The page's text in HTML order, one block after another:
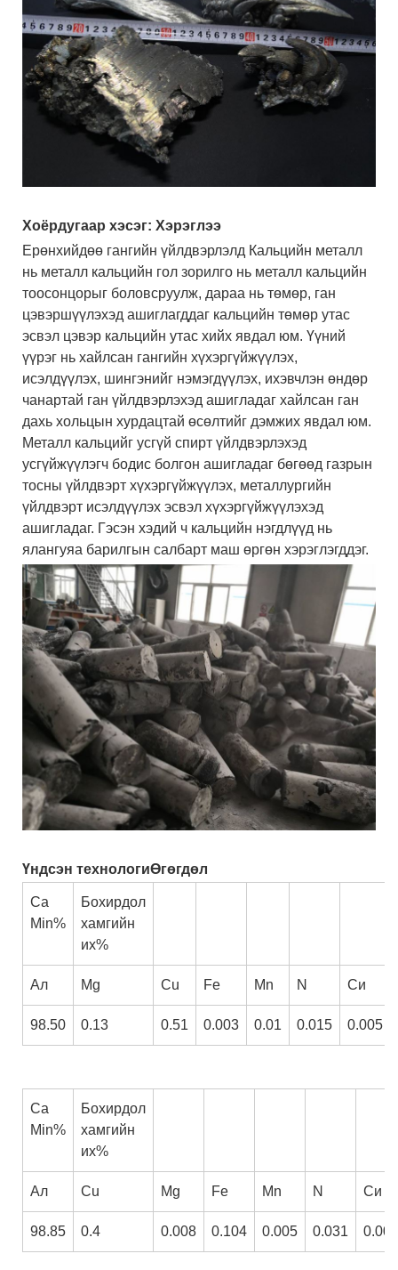
Хоёрдугаар хэсэг: Хэрэглээ
Ерөнхийдөө гангийн үйлдвэрлэлд Кальцийн металл
нь металл кальцийн гол зорилго нь металл кальцийн
тоосонцорыг боловсруулж, дараа нь төмөр, ган
цэвэршүүлэхэд ашиглагддаг кальцийн төмөр утас
эсвэл цэвэр кальцийн утас хийх явдал юм. Үүний
үүрэг нь хайлсан гангийн хүхэргүйжүүлэх,
исэлдүүлэх, шингэнийг нэмэгдүүлэх, ихэвчлэн өндөр
чанартай ган үйлдвэрлэхэд ашигладаг хайлсан ган
дахь хольцын хурдацтай өсөлтийг дэмжих явдал юм.
Металл кальцийг усгүй спирт үйлдвэрлэхэд
усгүйжүүлэгч бодис болгон ашигладаг бөгөөд газрын
тосны үйлдвэрт хүхэргүйжүүлэх, металлургийн
үйлдвэрт исэлдүүлэх эсвэл хүхэргүйжүүлэхэд
ашигладаг. Гэсэн хэдий ч кальцийн нэгдлүүд нь
ялангуяа барилгын салбарт маш өргөн хэрэглэгддэг.
Үндсэн технологиӨгөгдөл
Ca
Min%
Бохирдол
хамгийн
их%
Ал Mg Cu Fe Mn N Си
98.50 0.13 0.51 0.003 0.01 0.015 0.005
Ca
Min%
Бохирдол
хамгийн
их%
Ал Cu Mg Fe Mn N Си
98.85 0.4 0.008 0.104 0.005 0.031 0.001